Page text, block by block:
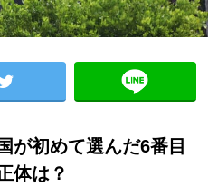
が初めて選んだ6番目
体は？